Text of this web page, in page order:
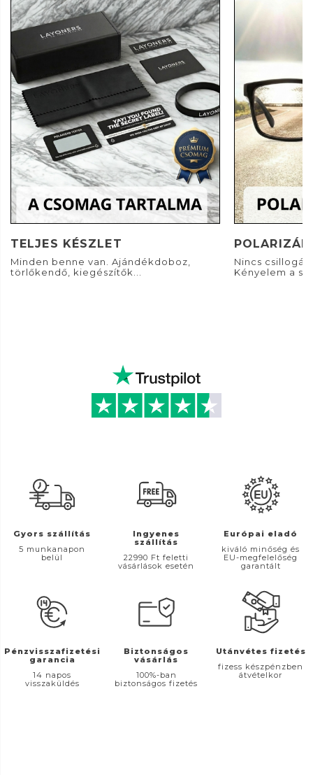
TELJES KÉSZLET
Minden benne van. Ajándékdoboz,
törlőkendő, kiegészítők...
Nincs
Kényelem a
Gyors szállítás
5 munkanapon
belül
Ingyenes
szállítás
22990 Ft feletti
vásárlások esetén
Európai eladó
kiváló minőség és
EU-megfelelőség
garantált
Pénzvisszafizetési
garancia
14 napos
visszaküldés
Biztonságos
vásárlás
100%-ban
biztonságos fizetés
Utánvétes fizetés
fizess készpénzben
átvételkor